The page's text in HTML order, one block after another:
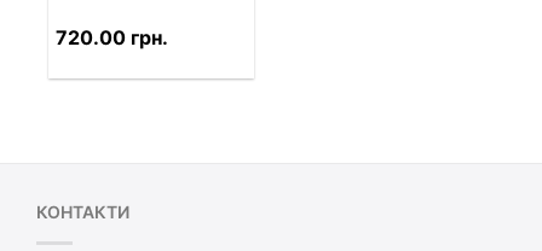
720.00 грн.
КОНТАКТИ